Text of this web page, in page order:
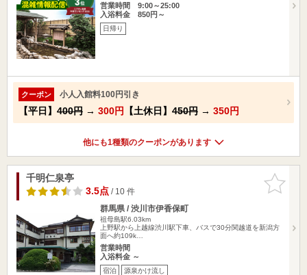
営業時間 9:00～25:00
入浴料金 850円～
日帰り
クーポン 小人入館料100円引き
【平日】 400円 → 300円 【土休日】 450円 → 350円
他にも1種類のクーポンがあります
お気に入
りに追加
千明仁泉亭
3.5点/ 10 件
群馬県 / 渋川市伊香保町
祖母島駅6.03km
上野駅から上越線渋川駅下車、バスで30分関越道を新潟方
面へ約109k…
営業時間
入浴料金 ～
宿泊 源泉かけ流し